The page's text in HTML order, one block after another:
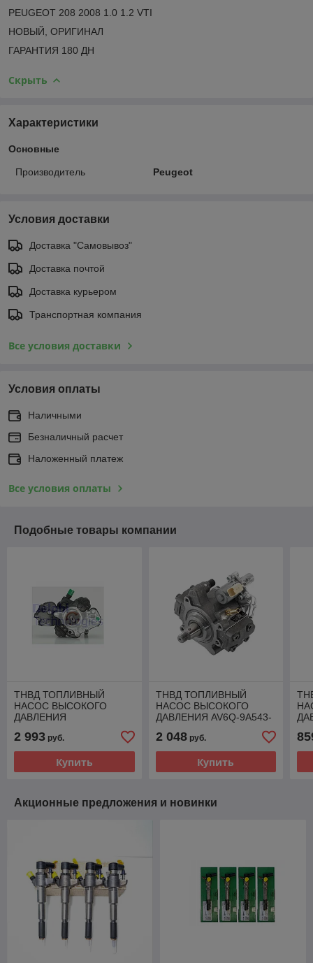
PEUGEOT 208 2008 1.0 1.2 VTI
НОВЫЙ, ОРИГИНАЛ
ГАРАНТИЯ 180 ДН
Скрыть
Характеристики
Основные
Производитель Peugeot
Условия доставки
Доставка "Самовывоз"
Доставка почтой
Доставка курьером
Транспортная компания
Все условия доставки
Условия оплаты
Наличными
Безналичный расчет
Наложенный платеж
Все условия оплаты
Подобные товары компании
ТНВД ТОПЛИВНЫЙ
НАСОС ВЫСОКОГО
ДАВЛЕНИЯ
9424A050A CITROEN
PEUGEOT FIAT 2.0 HDI
2 993 руб.
Купить
ТНВД ТОПЛИВНЫЙ
НАСОС ВЫСОКОГО
ДАВЛЕНИЯ AV6Q-9A543-
CB A2C59513829 FORD
MAZDA VOLVO 1.6 TDCI
2 048руб.
Купить
Акционные предложения и новинки